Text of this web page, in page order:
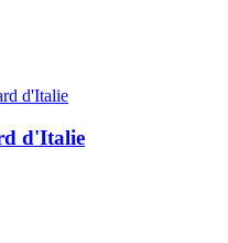
d'Italie